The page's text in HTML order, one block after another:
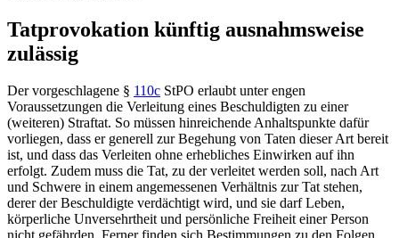
Tatprovokation künftig ausnahmsweise
zulässig
Der vorgeschlagene § 110c StPO erlaubt unter engen
Voraussetzungen die Verleitung eines Beschuldigten zu einer
(weiteren) Straftat. So müssen hinreichende Anhaltspunkte dafür
vorliegen, dass er generell zur Begehung von Taten dieser Art bereit
ist, und dass das Verleiten ohne erhebliches Einwirken auf ihn
erfolgt. Zudem muss die Tat, zu der verleitet werden soll, nach Art
und Schwere in einem angemessenen Verhältnis zur Tat stehen,
derer der Beschuldigte verdächtigt wird, und sie darf Leben,
körperliche Unversehrtheit und persönliche Freiheit einer Person